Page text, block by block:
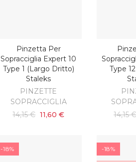
AGGIUNGI AL CARRELLO
Pinzetta Per
Sopracciglia Expert 10
Type 1 (largo Dritto)
Staleks
PINZETTE
SOPRACCIGLIA
14,15 € 11,60 €
Type
14,15 €
-18% -18%